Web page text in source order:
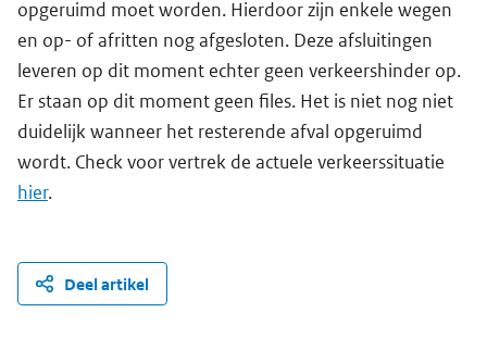
opgeruimd moet worden. Hierdoor zijn enkele wegen
en op- of afritten nog afgesloten. Deze afsluitingen
leveren op dit moment echter geen verkeershinder op.
Er staan op dit moment geen files. Het is niet nog niet
duidelijk wanneer het resterende afval opgeruimd
wordt. Check voor vertrek de actuele verkeerssituatie
hier.
Deel artikel